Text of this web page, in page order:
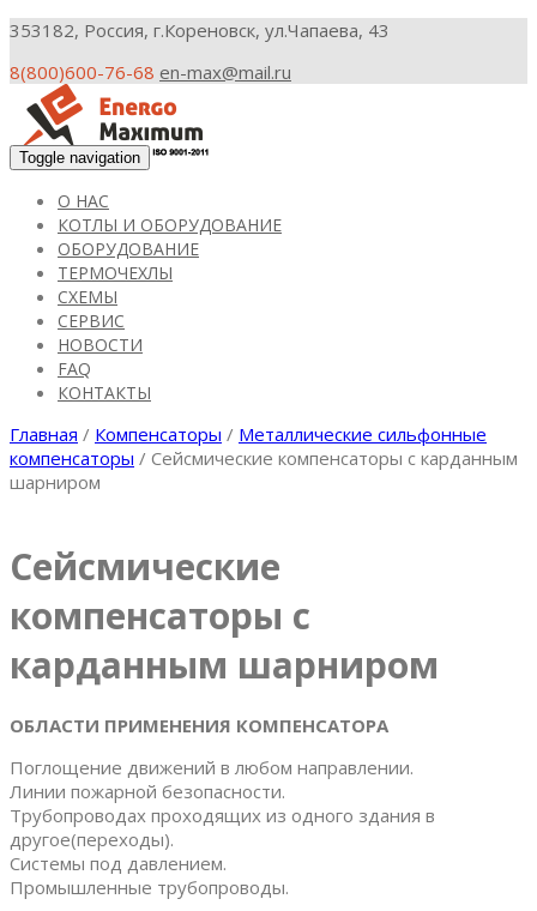
353182, Россия, г.Кореновск, ул.Чапаева, 43
8(800)600-76-68 en-max@mail.ru
Toggle navigation
О НАС
КОТЛЫ И ОБОРУДОВАНИЕ
ОБОРУДОВАНИЕ
ТЕРМОЧЕХЛЫ
СХЕМЫ
СЕРВИС
НОВОСТИ
FAQ
КОНТАКТЫ
Главная / Компенсаторы / Металлические сильфонные
компенсаторы / Cейсмические компенсаторы с карданным
шарниром
Cейсмические
компенсаторы с
карданным шарниром
ОБЛАСТИ ПРИМЕНЕНИЯ КОМПЕНСАТОРА
Поглощение движений в любом направлении.
Линии пожарной безопасности.
Трубопроводах проходящих из одного здания в
другое(переходы).
Системы под давлением.
Промышленные трубопроводы.